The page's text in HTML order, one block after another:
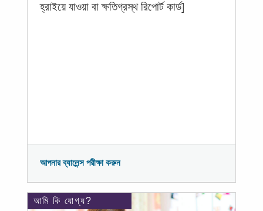
হ্রাইয়ে যাওয়া বা ক্ষতিগ্রস্থ রিপোর্ট কার্ড]
আপনার ব্যালেন্স পরীক্ষা করুন
আমি কি যোগ্য?